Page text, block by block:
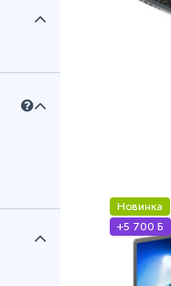
Новинка
+5 700 Б